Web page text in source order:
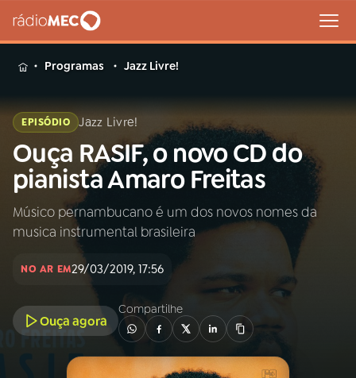
MENU
Buscar
na
Rádio
MEC
Buscar
Início
INÍCIO
Programas Jazz Livre!
EPISÓDIO Jazz Livre!
Ouça RASIF, o novo CD do
pianista Amaro Freitas
Músico pernambucano é um dos novos nomes da
musica instrumental brasileira
NO AR EM29/03/2019, 17:56
Ouça agora
Compartilhe